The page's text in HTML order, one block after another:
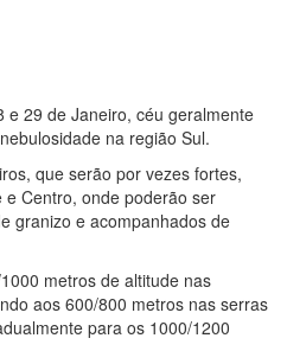
e 29 de Janeiro, céu geralmente
na região Sul.
que serão por vezes fortes,
Centro, onde poderão ser
granizo e acompanhados de
metros de altitude nas
aos 600/800 metros nas serras
para os 1000/1200